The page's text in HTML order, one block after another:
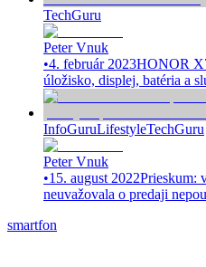
TechGuru
Peter Vnuk
•4. február 2023HONOR
úložisko, displej, batéria a
InfoGuruLifestyleTechGuru
Peter Vnuk
•15. august 2022Prieskum:
neuvažovala o predaji
smartfon